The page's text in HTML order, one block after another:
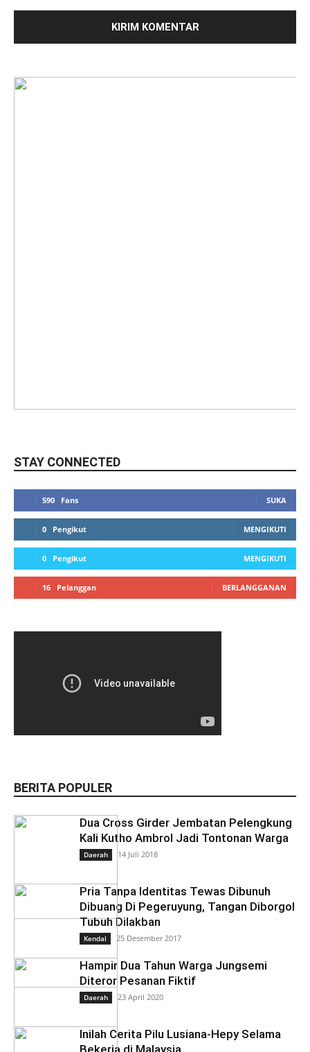
STAY CONNECTED
590 Fans SUKA
0 Pengikut MENGIKUTI
0 Pengikut MENGIKUTI
16 Pelanggan BERLANGGANAN
BERITA POPULER
Dua Cross Girder Jembatan Pelengkung
Kali Kutho Ambrol Jadi Tontonan Warga
Daerah 14 Juli 2018
Pria Tanpa Identitas Tewas Dibunuh
Dibuang Di Pegeruyung, Tangan Diborgol
Tubuh Dilakban
Kendal 25 Desember 2017
Hampir Dua Tahun Warga Jungsemi
Diteror Pesanan Fiktif
Daerah 23 April 2020
Inilah Cerita Pilu Lusiana-Hepy Selama
Bekerja di Malaysia